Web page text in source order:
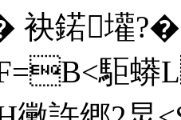
鍩壦
駏蟒